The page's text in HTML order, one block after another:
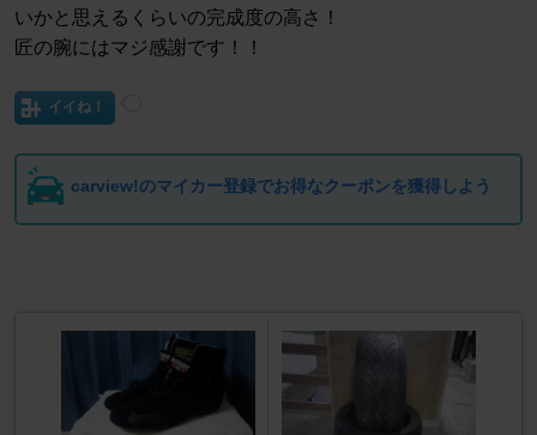
いかと思えるくらいの完成度の高さ！
匠の腕にはマジ感謝です！！
イイね！
carview!のマイカー登録でお得なクーポンを獲得しよう